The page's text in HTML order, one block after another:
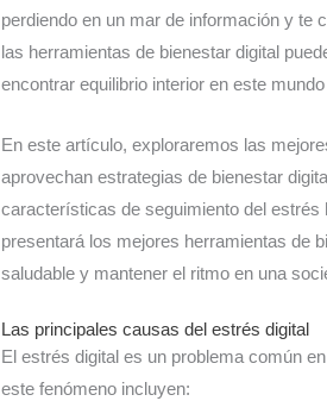
perdiendo en un mar de información y te
las herramientas de bienestar digital
encontrar equilibrio interior en este
En este artículo, exploraremos las
aprovechan estrategias de bienestar
características de seguimiento del
presentará los mejores herramientas de
saludable y mantener el ritmo en una
Las principales causas del estrés digital
El estrés digital es un problema común
este fenómeno incluyen: